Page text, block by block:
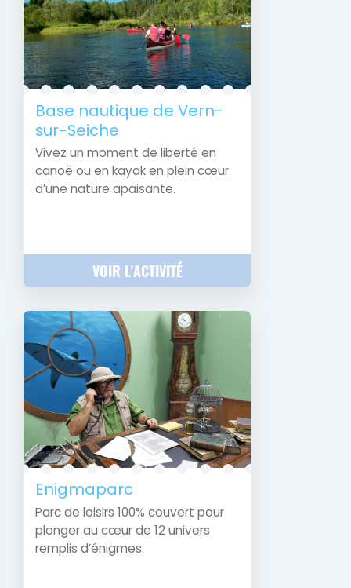
Base nautique de Vern-
sur-Seiche
Vivez un moment de liberté en
canoë ou en kayak en plein cœur
d’une nature apaisante.
VOIR L'ACTIVITÉ
Enigmaparc
Parc de loisirs 100% couvert pour
plonger au cœur de 12 univers
remplis d’énigmes.